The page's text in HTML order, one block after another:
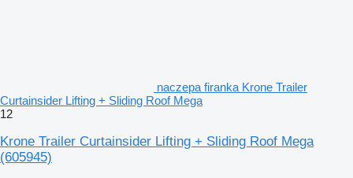
naczepa firanka Krone Trailer
Curtainsider Lifting + Sliding Roof Mega
12
Krone Trailer Curtainsider Lifting + Sliding Roof Mega
(605945)